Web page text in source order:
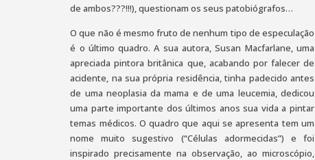
de ambos???!!!), questionam os seus patobiógrafos…
O que não é mesmo fruto de nenhum tipo de especulação
é o último quadro. A sua autora, Susan Macfarlane, uma
apreciada pintora britânica que, acabando por falecer de
acidente, na sua própria residência, tinha padecido antes
de uma neoplasia da mama e de uma leucemia, dedicou
uma parte importante dos últimos anos sua vida a pintar
temas médicos. O quadro que aqui se apresenta tem um
nome muito sugestivo (“Células adormecidas”) e foi
inspirado precisamente na observação, ao microscópio,